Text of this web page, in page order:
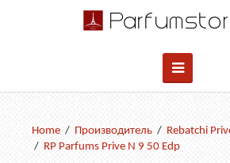
Производитель
Rebatchi
RP Parfums Prive N 9 50 Edp